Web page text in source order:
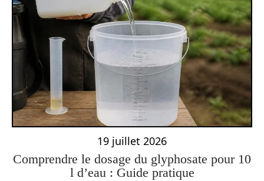
19 juillet 2026
Comprendre le dosage du glyphosate pour 10
l d’eau : Guide pratique